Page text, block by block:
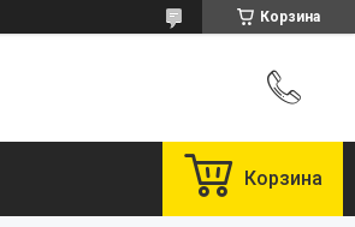
Корзина
Корзина